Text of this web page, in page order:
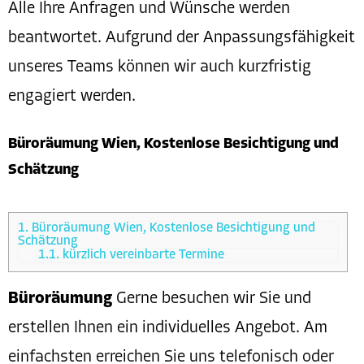
Alle Ihre Anfragen und Wünsche werden
beantwortet. Aufgrund der Anpassungsfähigkeit
unseres Teams können wir auch kurzfristig
engagiert werden.
Büroräumung Wien, Kostenlose Besichtigung und
Schätzung
1. Büroräumung Wien, Kostenlose Besichtigung und
Schätzung
1.1. kürzlich vereinbarte Termine
Büroräumung Gerne besuchen wir Sie und
erstellen Ihnen ein individuelles Angebot. Am
einfachsten erreichen Sie uns telefonisch oder